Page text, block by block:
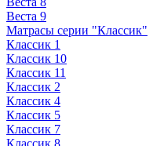
Веста 9
Матрасы серии "Классик"
Классик 1
Классик 10
Классик 11
Классик 2
Классик 4
Классик 5
Классик 7
Классик 8